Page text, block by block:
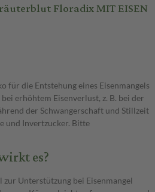
Floradix MIT EISEN
für die Entstehung eines Eisenmangels
erhöhtem Eisenverlust, z. B. bei der
der Schwangerschaft und Stillzeit
und Invertzucker. Bitte
es?
zur Unterstützung bei Eisenmangel